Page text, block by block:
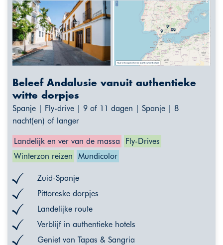
Beleef Andalusie vanuit authentieke
witte dorpjes
Spanje | Fly-drive | 9 of 11 dagen | Spanje | 8
nacht(en) of langer
Landelijk en ver van de massa
Fly-Drives
Winterzon reizen
Mundicolor
Zuid-Spanje
Pittoreske dorpjes
Landelijke route
Verblijf in authentieke hotels
Geniet van Tapas & Sangria